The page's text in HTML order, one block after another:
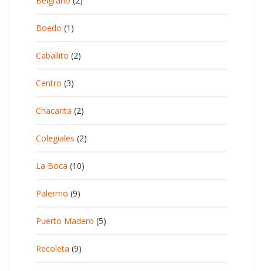
Boedo (1)
Caballito (2)
Centro (3)
Chacarita (2)
Colegiales (2)
La Boca (10)
Palermo (9)
Puerto Madero (5)
Recoleta (9)